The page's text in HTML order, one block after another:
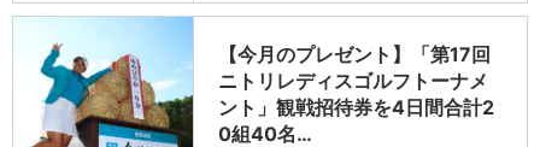
【今月のプレゼント】「第17回
ニトリレディスゴルフトーナメ
ント」観戦招待券を4日間合計2
0組40名…